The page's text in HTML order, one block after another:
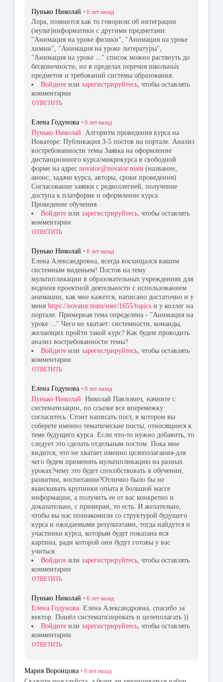
Пунько Николай • 6 лет назад
Лора, помнится как то говорили об интеграции
(мульт)информатики с другими предметами:
"Анимация на уроке физики", "Анимация на уроке
химии", "Анимация на уроке литературы",
"Анимация на уроке ..." список можно растянуть до
бесконечности, но в пределах перечня школьных
предметов и требований системы образования.
Войдите или зарегистрируйтесь, чтобы оставлять
комментарии
ОТВЕТИТЬ
Елена Годунова • 6 лет назад
Пунько Николай
Алгоритм проведения курса на
Новаторе: Публикация 3-5 постов на портале. Анализ
востребованности темы Заявка на оформление
дистанционного курса/микрокурса в свободной
форме на адрес novator@novator.team (название,
анонс, задачи курса, авторы, сроки проведения)
Согласование заявки с редколлегией, получение
доступа к платформе и оформление курса
Проведение обучения
Войдите или зарегистрируйтесь , чтобы оставлять
комментарии
ОТВЕТИТЬ
Пунько Николай • 6 лет назад
Елена Александровна, всегда восхищался вашим
системным виденьем! Постов на тему
мультипликации в образовательных учреждениях для
ведения проектной деятельности с использованием
анимации, как мне кажется, написано достаточно и у
меня https://novator.team/user/1655/topics и у коллег на
портале. Примерная тема определена - "Анимация на
уроке ..." Чего не хватает: системности, команды,
желающих пройти такой курс? Как будем проводить
анализ востребованности темы?
Войдите или зарегистрируйтесь, чтобы оставлять
комментарии
ОТВЕТИТЬ
Елена Годунова • 6 лет назад
Пунько Николай Николай Павлович, начните с
систематизации, по ссылке все вперемежку.
согласитесь. Стоит написать пост, в котором вы
соберете именно тематические посты, относящиеся к
теме будущего курса. Если что-то нужно добавить, то
следует это сделать отдельным постом. Пока мне
видится, что не хватает именно целеполагания-для
чего будем применять мультипликацию на разных
уроках?чему это будет способствовать в обучении,
развитии, воспитании?Отлично было бы не
выискивать крупинки опыта в большой массе
информации, а получить ее от вас конкретно и
доказательно, с примерам, то есть. И желательно,
чтобы вы нас познакомили со структурой будущего
курса и ожидаемыми результатами, тогда найдутся и
участники курса, которым будет показана вся
картина, ради которой они будут готовы у вас
учиться.
Войдите или зарегистрируйтесь , чтобы оставлять
комментарии
ОТВЕТИТЬ
Пунько Николай • 6 лет назад
Елена Годунова Елена Александровна, спасибо за
вектор. Пошёл систематизировать и целеполагать ))
Войдите или зарегистрируйтесь, чтобы оставлять
комментарии
ОТВЕТИТЬ
Мария Воронцова • 6 лет назад